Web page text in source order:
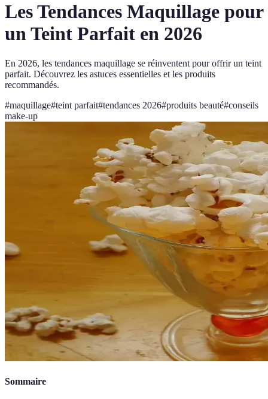
Les Tendances Maquillage pour
un Teint Parfait en 2026
En 2026, les tendances maquillage se réinventent pour offrir un teint
parfait. Découvrez les astuces essentielles et les produits
recommandés.
#maquillage#teint parfait#tendances 2026#produits beauté#conseils
make-up
Sommaire